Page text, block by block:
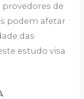
de
podem afetar
das
estudo visa